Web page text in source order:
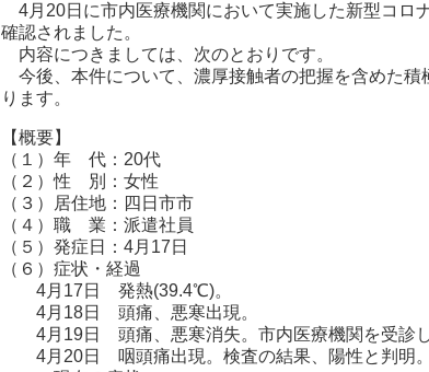
4月20日に市内医療機関において実施した新型コロ
確認されました。
内容につきましては、次のとおりです。
今後、本件について、濃厚接触者の把握を含めた積
ります。
【概要】
（１）年 代：20代
（２）性 別：女性
（３）居住地：四日市市
（４）職 業：派遣社員
（５）発症日：4月17日
（６）症状・経過
4月17日 発熱(39.4℃)。
4月18日 頭痛、悪寒出現。
4月19日 頭痛、悪寒消失。市内医療機関を受診し
4月20日 咽頭痛出現。検査の結果、陽性と判明。